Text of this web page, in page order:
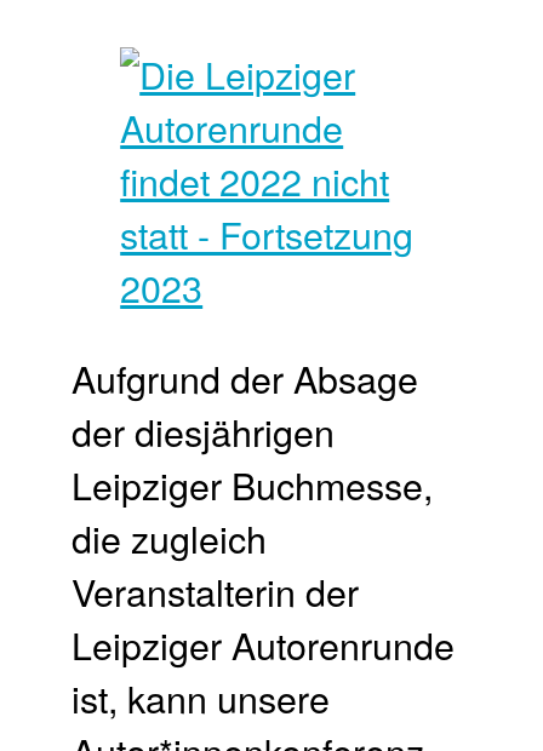
Aufgrund der Absage
der diesjährigen
Leipziger Buchmesse,
die zugleich
Veranstalterin der
Leipziger Autorenrunde
ist, kann unsere